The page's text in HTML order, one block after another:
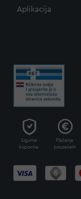
Aplikacija
Sigurna
kupovina
Plaćanje
pouzećem